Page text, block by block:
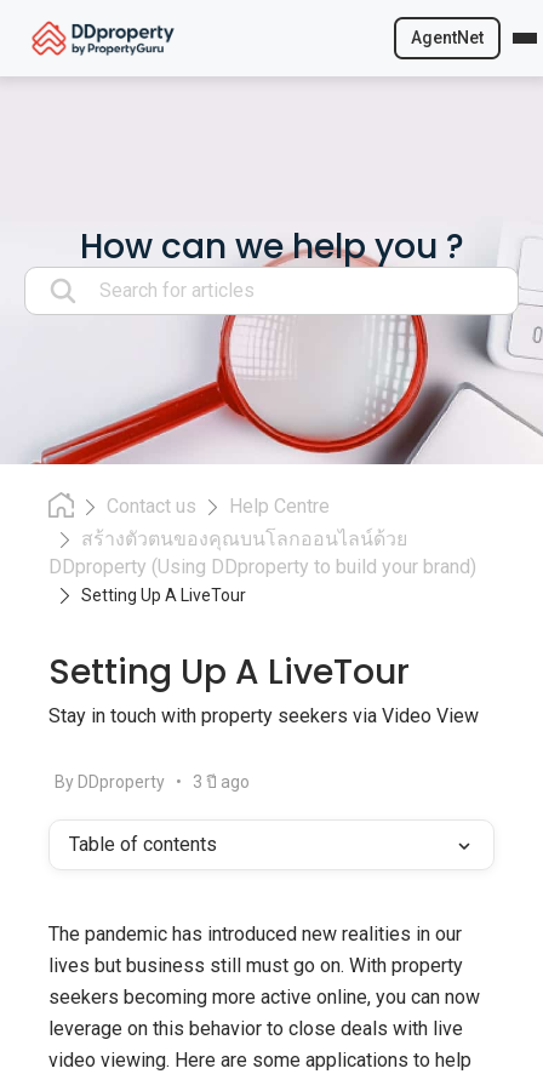
AgentNet
How can we help you ?
Search:
Contact us
Help Centre
สร้างตัวตนของคุณบนโลกออนไลน์ด้วย
DDproperty (Using DDproperty to build your brand)
Setting Up A LiveTour
Setting Up A LiveTour
Stay in touch with property seekers via Video View
By DDproperty • 3 ปี ago
Table of contents
The pandemic has introduced new realities in our
lives but business still must go on. With property
seekers becoming more active online, you can now
leverage on this behavior to close deals with live
video viewing. Here are some applications to help